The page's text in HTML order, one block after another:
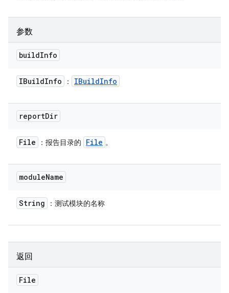
参数
buildInfo
IBuildInfo ： IBuildInfo
reportDir
File ：报告目录的 File 。
moduleName
String ：测试模块的名称
返回
File